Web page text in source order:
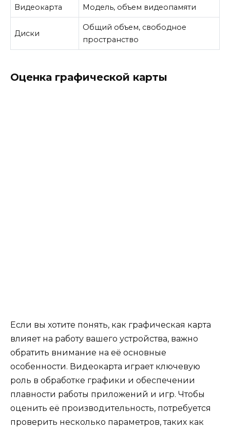
Видеокарта Модель, объем видеопамяти
Диски
Общий объем, свободное
пространство
Оценка графической карты
Если вы хотите понять, как графическая карта
влияет на работу вашего устройства, важно
обратить внимание на её основные
особенности. Видеокарта играет ключевую
роль в обработке графики и обеспечении
плавности работы приложений и игр. Чтобы
оценить её производительность, потребуется
проверить несколько параметров, таких как